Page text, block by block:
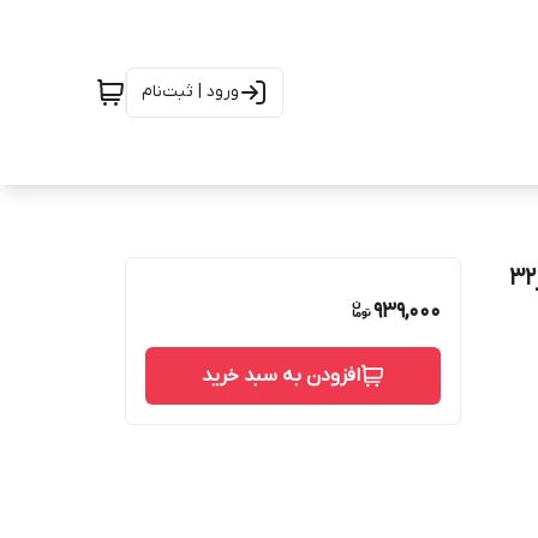
ورود | ثبت‌نام
939,000
افزودن به سبد خرید